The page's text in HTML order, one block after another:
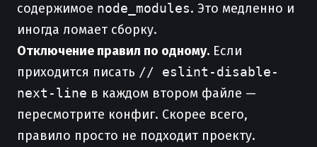
содержимое node_modules. Это медленно и
иногда ломает сборку.
Отключение правил по одному. Если
приходится писать // eslint-disable-
next-line в каждом втором файле —
пересмотрите конфиг. Скорее всего,
правило просто не подходит проекту.